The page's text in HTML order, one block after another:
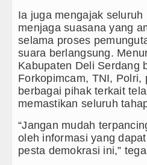
Ia juga mengajak
menjaga suasana yang
selama proses
suara berlangsung.
Kabupaten Deli Serdang
Forkopimcam, TNI, Polri,
berbagai pihak terkait
memastikan seluruh
“Jangan mudah
oleh informasi yang
pesta demokrasi ini,”